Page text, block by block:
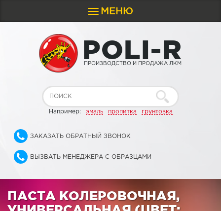
Toggle
navigation
МЕНЮ
POLI-R
ПРОИЗВОДСТВО И ПРОДАЖА ЛКМ
Например: эмаль пропитка грунтовка
ЗАКАЗАТЬ ОБРАТНЫЙ ЗВОНОК
ВЫЗВАТЬ МЕНЕДЖЕРА С ОБРАЗЦАМИ
ПАСТА КОЛЕРОВОЧНАЯ,